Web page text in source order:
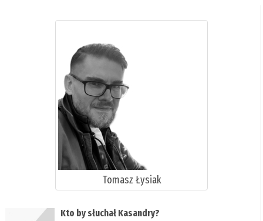
Tomasz Łysiak
Kto by słuchał Kasandry?